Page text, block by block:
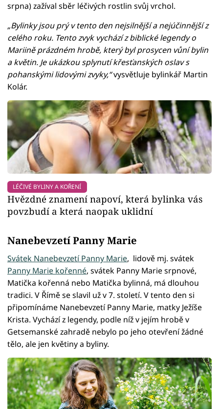
srpna) zažíval sběr léčivých rostlin svůj vrchol.
„Bylinky jsou prý v tento den nejsilnější a nejúčinnější z
celého roku. Tento zvyk vychází z biblické legendy o
Mariině prázdném hrobě, který byl prosycen vůní bylin
a květin. Je ukázkou splynutí křesťanských oslav s
pohanskými lidovými zvyky,“vysvětluje bylinkář Martin
Kolár.
LÉČIVÉ BYLINY A KOŘENÍ
Hvězdné znamení napoví, která bylinka vás
povzbudí a která naopak uklidní
Nanebevzetí Panny Marie
Svátek Nanebevzetí Panny Marie, lidově mj. svátek
Panny Marie kořenné, svátek Panny Marie srpnové,
Matička kořenná nebo Matička bylinná, má dlouhou
tradici. V Římě se slavil už v 7. století. V tento den si
připomínáme Nanebevzetí Panny Marie, matky Ježíše
Krista. Vychází z legendy, podle níž v jejím hrobě v
Getsemanské zahradě nebylo po jeho otevření žádné
tělo, ale jen květiny a byliny.